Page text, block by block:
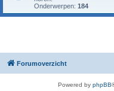
Onderwerpen: 184
Forumoverzicht
Powered by phpBB